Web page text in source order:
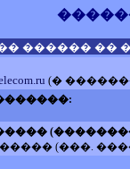
������ ��
(�
(���.